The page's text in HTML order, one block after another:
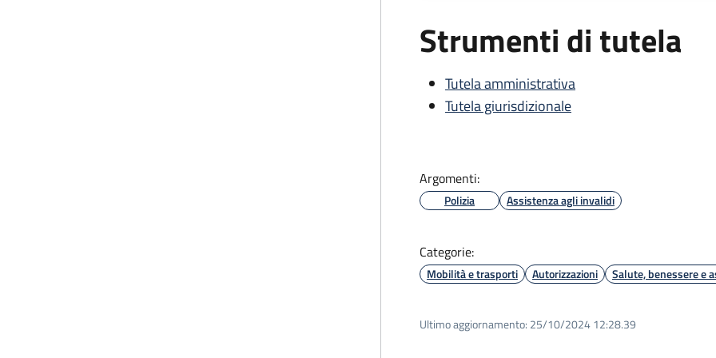
Strumenti di tutela
Tutela amministrativa
Tutela giurisdizionale
Argomenti:
Polizia Assistenza agli invalidi
Categorie:
Mobilità e trasporti Autorizzazioni Salute, benessere e
Ultimo aggiornamento: 25/10/2024 12:28.39